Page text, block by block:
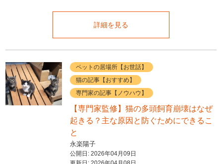
詳細を見る
ペットの居場所【お世話】
猫の記事【おすすめ】
専門家の記事【ノウハウ】
【専門家監修】猫の多頭飼育崩壊はなぜ
起きる？主な原因と防ぐためにできるこ
と
永楽陽子
公開日: 2026年04月09日